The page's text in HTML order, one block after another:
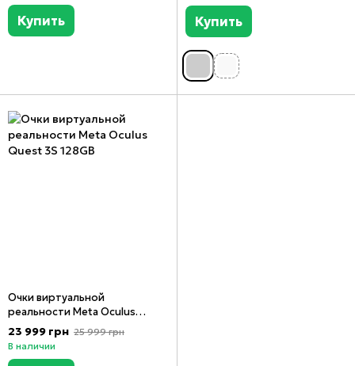
Купить Купить
Очки виртуальной
реальности Meta Oculus
Quest 3S 128GB
23 999 грн 25 999 грн
В наличии